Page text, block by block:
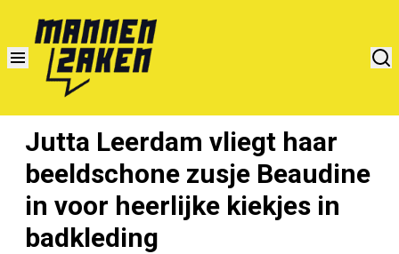
Jutta Leerdam vliegt haar
beeldschone zusje Beaudine
in voor heerlijke kiekjes in
badkleding